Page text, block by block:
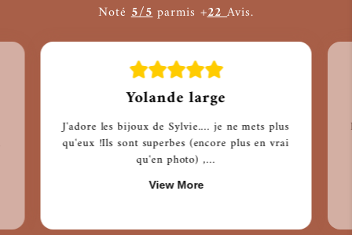
Noté5/5parmis +22Avis.
Yolande large
J'adore les bijoux de Sylvie.... je ne mets plus
qu'eux !Ils sont superbes (encore plus en vrai
qu'en photo) ,...
View More